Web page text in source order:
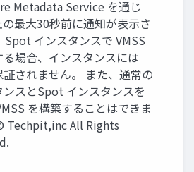
Metadata Service を通じ
最大30秒前に通知が表示さ
Spot インスタンスで VMSS
る場合、インスタンスには
証されません。 また、通常の
ンスとSpot インスタンスを
を構築することはできま
Techpit,inc All Rights